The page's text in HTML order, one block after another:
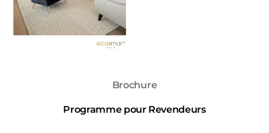
Brochure
Programme pour Revendeurs